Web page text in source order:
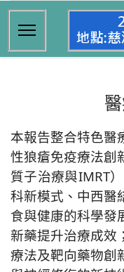
本報告整合特色醫
性狼瘡免疫療法創
質子治療與IMRT
科新模式、中西醫
食與健康的科學發
新藥提升治療成效
療法及靶向藥物創